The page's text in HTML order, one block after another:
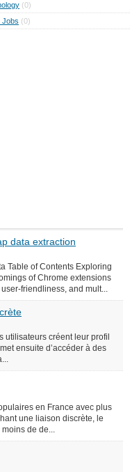
(0)
Jobs (0)
data extraction
Table of Contents Exploring
of Chrome extensions
friendliness, and mult...
utilisateurs créent leur profil
ensuite d’accéder à des
en France avec plus
une liaison discrète, le
de de...